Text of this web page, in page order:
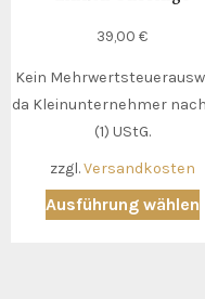
39,00€
Kein
da Kleinunternehmer nach
(1) UStG.
zzgl.Versandkosten
Ausführung wählen